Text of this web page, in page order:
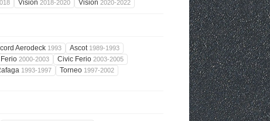
Vision 2018-2020 Vision 2020-2022
Aerodeck 1993 Ascot 1989-1993
2000-2003 Civic Ferio 2003-2005
1993-1997 Torneo 1997-2002